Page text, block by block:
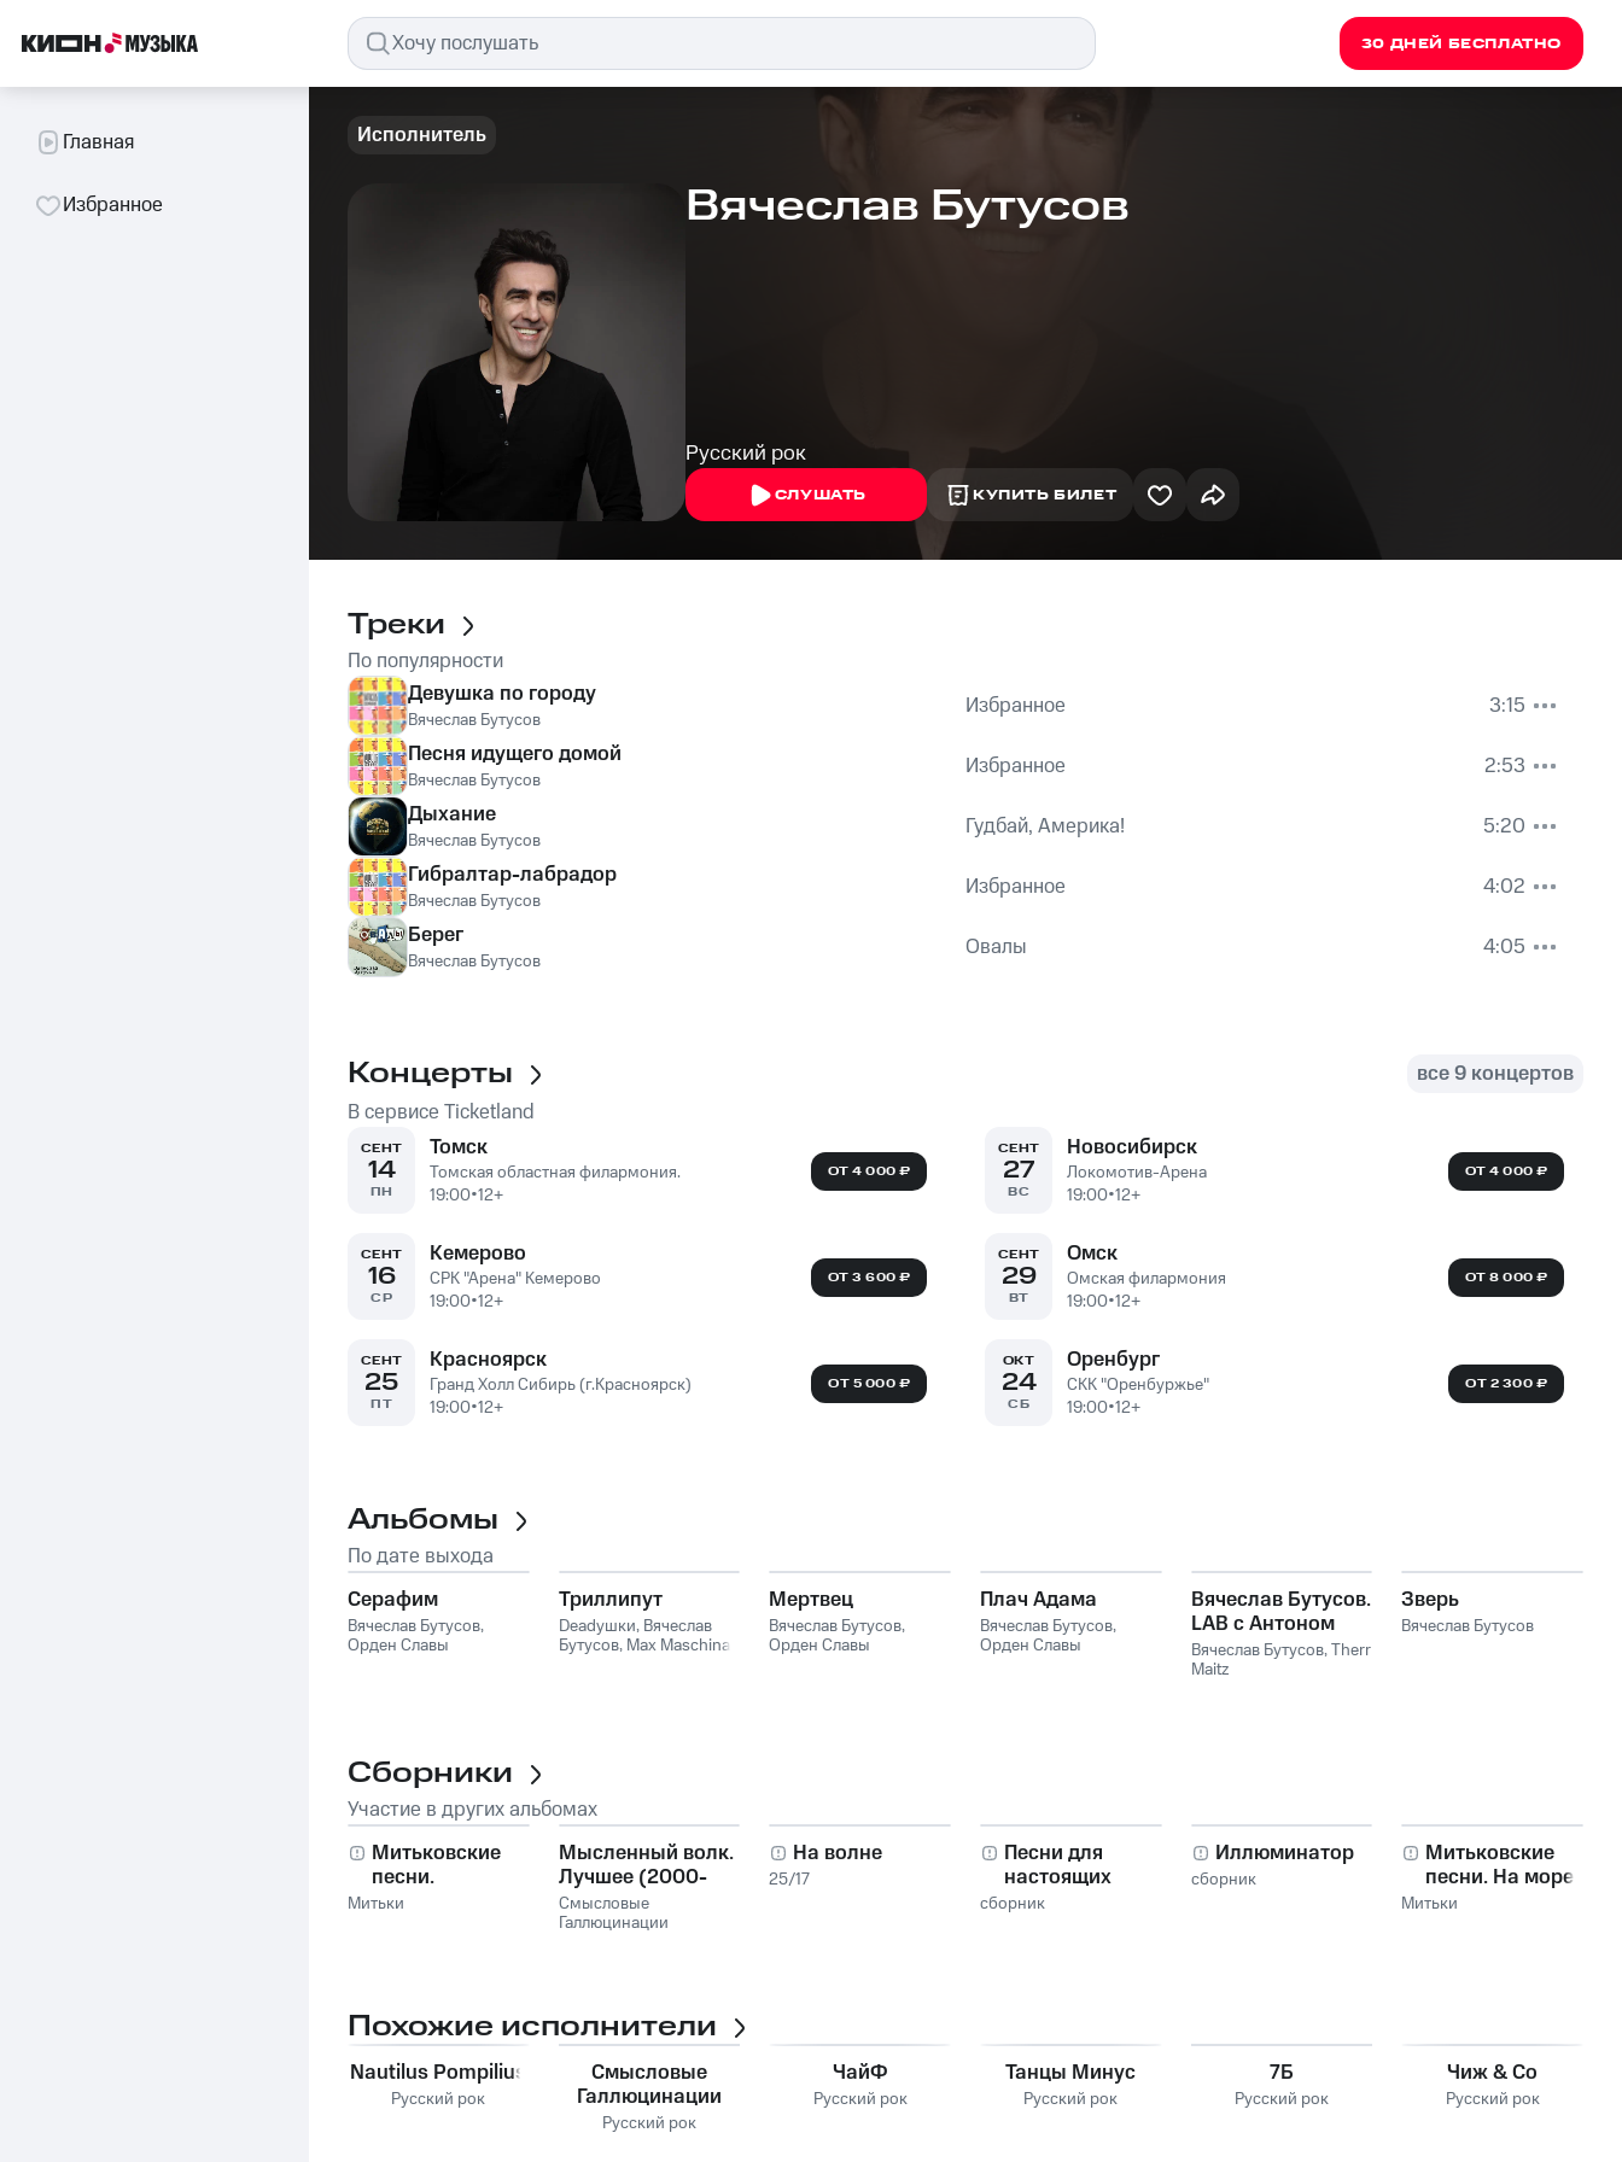
30 ДНЕЙ БЕСПЛАТНО
Главная
Избранное
Исполнитель
Вячеслав Бутусов
Русский рок
СЛУШАТЬ КУПИТЬ БИЛЕТ
Треки
По популярности
Девушка по городу
Вячеслав Бутусов Избранное
3:15
Песня идущего домой
Вячеслав Бутусов Избранное
2:53
Дыхание
Вячеслав Бутусов Гудбай, Америка!
5:20
Гибралтар-лабрадор
Вячеслав Бутусов Избранное
4:02
Берег
Вячеслав Бутусов Овалы 4:05
Концерты
все 9 концертов
В сервисе Ticketland
СЕНТ
14
ПН
Томск
Томская областная филармония.
19:00•12+
ОТ 4 000 ₽
СЕНТ
16
СР
Кемерово
СРК "Арена" Кемерово
19:00•12+
ОТ 3 600 ₽
СЕНТ
25
ПТ
Красноярск
Гранд Холл Сибирь (г.Красноярск)
19:00•12+
ОТ 5 000 ₽
СЕНТ
27
ВС
Новосибирск
Локомотив-Арена
19:00•12+
ОТ 4 000 ₽
СЕНТ
29
ВТ
Омск
Омская филармония
19:00•12+
ОТ 8 000 ₽
ОКТ
24
СБ
Оренбург
СКК "Оренбуржье"
19:00•12+
ОТ 2 300 ₽
Альбомы
По дате выхода
Серафим
Вячеслав Бутусов,
Орден Славы
Триллипут
Deadушки, Вячеслав
Бутусов, Max Maschina
Мертвец
Вячеслав Бутусов,
Орден Славы
Плач Адама
Вячеслав Бутусов,
Орден Славы
Вячеслав Бутусов.
LAB с Антоном
Беляевым
Вячеслав Бутусов,Therr
Maitz
Зверь
Вячеслав Бутусов
Сборники
Участие в других альбомах
Митьковские
песни.
Юбилейный
Митьки
Мысленный волк.
Лучшее (2000-
2014)
Смысловые
Галлюцинации
На волне
25/17
Песни для
настоящих
мужчин
сборник
Иллюминатор
сборник
Митьковские
песни. На море
танки грохотали
Митьки
Похожие исполнители
Nautilus Pompilius
Русский рок
Смысловые
Галлюцинации
Русский рок
ЧайФ
Русский рок
Танцы Минус
Русский рок
7Б
Русский рок
Чиж & Co
Русский рок